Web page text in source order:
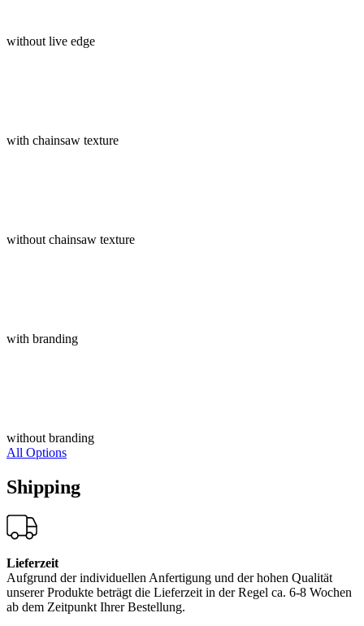
without live edge
with chainsaw texture
without chainsaw texture
with branding
without branding
All Options
Shipping
Lieferzeit
Aufgrund der individuellen Anfertigung und der hohen Qualität
unserer Produkte beträgt die Lieferzeit in der Regel ca. 6-8 Wochen
ab dem Zeitpunkt Ihrer Bestellung.